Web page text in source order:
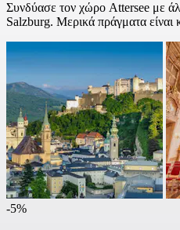
Συνδύασε τον χώρο Attersee με
Salzburg. Μερικά πράγματα είναι
-5%